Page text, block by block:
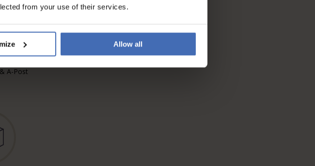
from your use of their services.
Allow all
A-Post